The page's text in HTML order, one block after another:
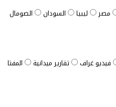
مصر ليبيا السودان الصومال
فيديو غراف تقارير ميدانية